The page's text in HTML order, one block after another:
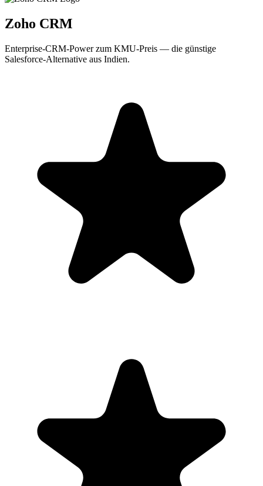
Zoho CRM
Enterprise-CRM-Power zum KMU-Preis — die günstige
Salesforce-Alternative aus Indien.